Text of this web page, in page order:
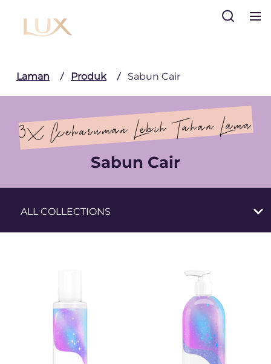
Cari
Laman Produk Sabun Cair
Sabun Cair
3X Keharuman Lebih Tahan Lama
Sabun Cair
ALL COLLECTIONS